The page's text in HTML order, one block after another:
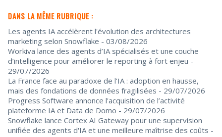
DANS LA MÊME RUBRIQUE :
Les agents IA accélèrent l'évolution des architectures
marketing selon Snowflake - 03/08/2026
Workiva lance des agents d’IA spécialisés et une couche
d’intelligence pour améliorer le reporting à fort enjeu -
29/07/2026
La France face au paradoxe de l’IA : adoption en hausse,
mais des fondations de données fragilisées - 29/07/2026
Progress Software annonce l'acquisition de l’activité
plateforme IA et Data de Domo - 29/07/2026
Snowflake lance Cortex AI Gateway pour une supervision
unifiée des agents d'IA et une meilleure maîtrise des coûts -